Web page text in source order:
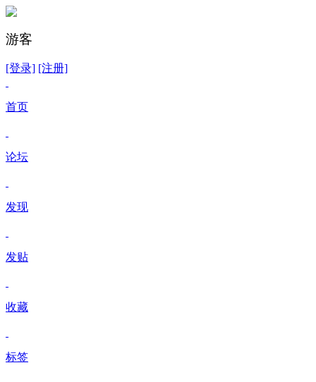
游客
[登录] [注册]
首页
论坛
发现
发贴
收藏
标签